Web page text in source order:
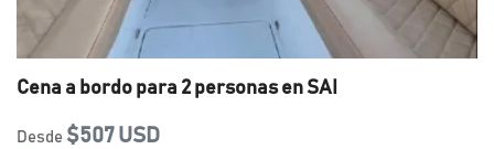
Cena a bordo para 2 personas en SAI
Desde $507 USD